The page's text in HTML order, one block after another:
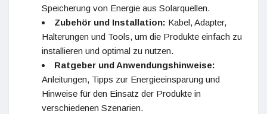
Speicherung von Energie aus Solarquellen.
Zubehör und Installation: Kabel, Adapter,
Halterungen und Tools, um die Produkte einfach zu
installieren und optimal zu nutzen.
Ratgeber und Anwendungshinweise:
Anleitungen, Tipps zur Energieeinsparung und
Hinweise für den Einsatz der Produkte in
verschiedenen Szenarien.